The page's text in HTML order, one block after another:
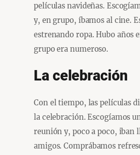
películas navideñas.
y, en grupo, íbamos al cine.
estrenando ropa. Hubo años
grupo era numeroso.
La celebración
Con el tiempo, las películas
la celebración. Escogíamos
reunión y, poco a poco, iban
amigos. Comprábamos